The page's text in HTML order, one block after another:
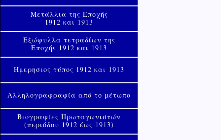
Μετάλλια της Εποχής
1912 και 1913
Εξώφυλλα τετραδίων της
Εποχής 1912 και 1913
Ημερησιος τύπος 1912 και 1913
Αλληλογραφραφία από το μέτωπο
Βιογραφίες Πρωταγωνιστών
(περιόδου 1912 έως 1913)